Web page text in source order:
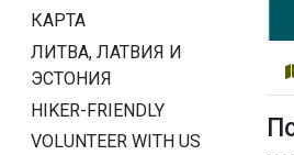
КАРТА
ЛИТВА, ЛАТВИЯ И
ЭСТОНИЯ
HIKER-FRIENDLY
VOLUNTEER WITH US